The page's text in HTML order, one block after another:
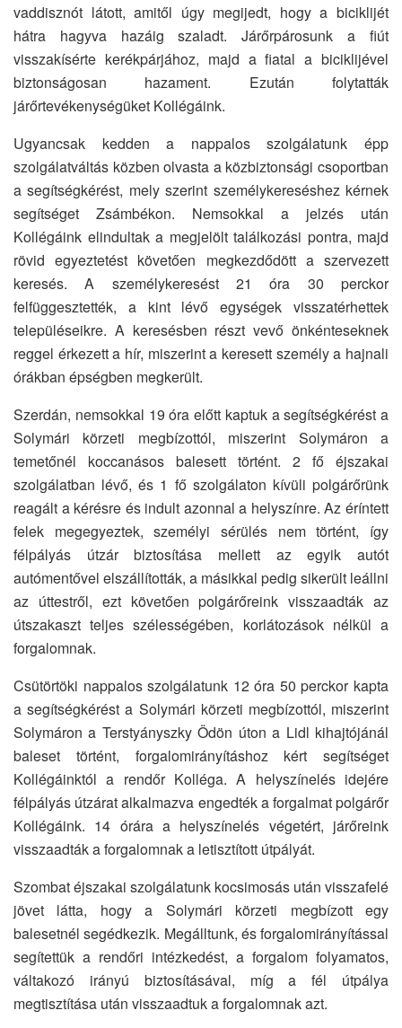
vaddisznót látott, amitől úgy megijedt, hogy a biciklijét
hátra hagyva hazáig szaladt. Járőrpárosunk a fiút
visszakísérte kerékpárjához, majd a fiatal a biciklijével
biztonságosan hazament. Ezután folytatták
járőrtevékenységüket Kollégáink.
Ugyancsak kedden a nappalos szolgálatunk épp
szolgálatváltás közben olvasta a közbiztonsági csoportban
a segítségkérést, mely szerint személykereséshez kérnek
segítséget Zsámbékon. Nemsokkal a jelzés után
Kollégáink elindultak a megjelölt találkozási pontra, majd
rövid egyeztetést követően megkezdődött a szervezett
keresés. A személykeresést 21 óra 30 perckor
felfüggesztették, a kint lévő egységek visszatérhettek
településeikre. A keresésben részt vevő önkénteseknek
reggel érkezett a hír, miszerint a keresett személy a hajnali
órákban épségben megkerült.
Szerdán, nemsokkal 19 óra előtt kaptuk a segítségkérést a
Solymári körzeti megbízottól, miszerint Solymáron a
temetőnél koccanásos balesett történt. 2 fő éjszakai
szolgálatban lévő, és 1 fő szolgálaton kívüli polgárőrünk
reagált a kérésre és indult azonnal a helyszínre. Az éríntett
felek megegyeztek, személyi sérülés nem történt, így
félpályás útzár biztosítása mellett az egyik autót
autómentővel elszállították, a másikkal pedig sikerült leállni
az úttestről, ezt követően polgárőreink visszaadták az
útszakaszt teljes szélességében, korlátozások nélkül a
forgalomnak.
Csütörtöki nappalos szolgálatunk 12 óra 50 perckor kapta
a segítségkérést a Solymári körzeti megbízottól, miszerint
Solymáron a Terstyányszky Ödön úton a Lidl kihajtójánál
baleset történt, forgalomirányításhoz kért segítséget
Kollégáinktól a rendőr Kolléga. A helyszínelés idejére
félpályás útzárat alkalmazva engedték a forgalmat polgárőr
Kollégáink. 14 órára a helyszínelés végetért, járőreink
visszaadták a forgalomnak a letisztított útpályát.
Szombat éjszakai szolgálatunk kocsimosás után visszafelé
jövet látta, hogy a Solymári körzeti megbízott egy
balesetnél segédkezik. Megálltunk, és forgalomirányítással
segítettük a rendőri intézkedést, a forgalom folyamatos,
váltakozó irányú biztosításával, míg a fél útpálya
megtisztítása után visszaadtuk a forgalomnak azt.